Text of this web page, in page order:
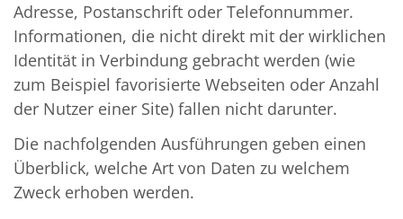
Adresse, Postanschrift oder Telefonnummer.
Informationen, die nicht direkt mit der wirklichen
Identität in Verbindung gebracht werden (wie
zum Beispiel favorisierte Webseiten oder Anzahl
der Nutzer einer Site) fallen nicht darunter.
Die nachfolgenden Ausführungen geben einen
Überblick, welche Art von Daten zu welchem
Zweck erhoben werden.